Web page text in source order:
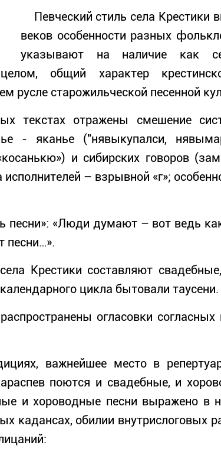
Певческий стиль села Крестики
веков особенности разных
указывают на наличие как
общий характер
русле старожильческой песенной
отражены смешение
- яканье ("нявыкупалси,
и сибирских говоров
– взрывной «г»;
«Люди думают – вот ведь
песни…».
Крестики составляют
цикла бытовали таусени.
огласовки
важнейшее место в
поются и свадебные, и
и хороводные песни выражено в
кадансах, обилии внутрислоговых